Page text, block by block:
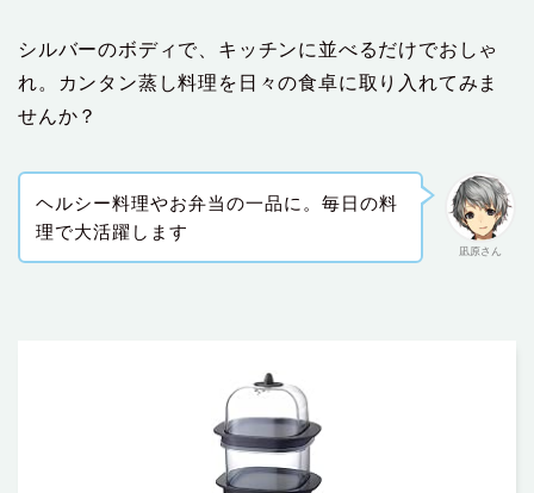
シルバーのボディで、キッチンに並べるだけでおしゃ
れ。カンタン蒸し料理を日々の食卓に取り入れてみま
せんか？
凪原さん
ヘルシー料理やお弁当の一品に。毎日の料
理で大活躍します